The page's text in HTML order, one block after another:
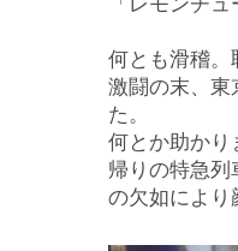
何とも滑稽。
激闘の末、東
た。
何とか助かり
帰りの特急
の欠如により